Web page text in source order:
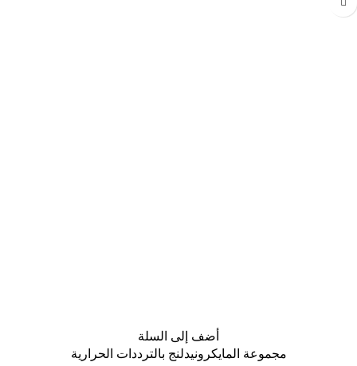
أضف إلى السلة
مجموعة المايكرونيدلنج بالترددات الحرارية